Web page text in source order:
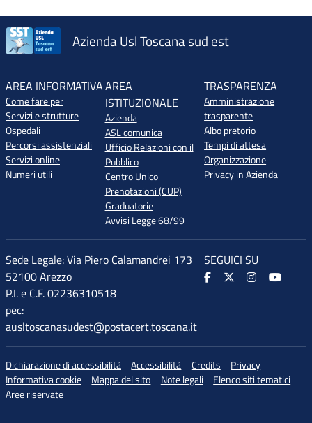
Azienda Usl Toscana sud est
AREA INFORMATIVA
Come fare per
Servizi e strutture
Ospedali
Percorsi assistenziali
Servizi online
Numeri utili
AREA
ISTITUZIONALE
Azienda
ASL comunica
Ufficio Relazioni con il
Pubblico
Centro Unico
Prenotazioni (CUP)
Graduatorie
Avvisi Legge 68/99
TRASPARENZA
Amministrazione
trasparente
Albo pretorio
Tempi di attesa
Organizzazione
Privacy in Azienda
Sede Legale: Via Piero Calamandrei 173
52100 Arezzo
P.I. e C.F. 02236310518
pec:
ausltoscanasudest@postacert.toscana.it
SEGUICI SU
Dichiarazione di accessibilità Accessibilità Credits
Privacy
Informativa cookie
Mappa del sito Note legali
Elenco siti tematici
Aree riservate